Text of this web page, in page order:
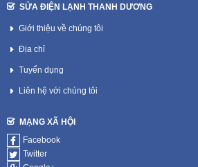
SỬA ĐIỆN LẠNH THANH DƯƠNG
Giới thiệu về chúng tôi
Địa chỉ
Tuyển dụng
Liên hệ với chúng tôi
MẠNG XÃ HỘI
Facebook
Twitter